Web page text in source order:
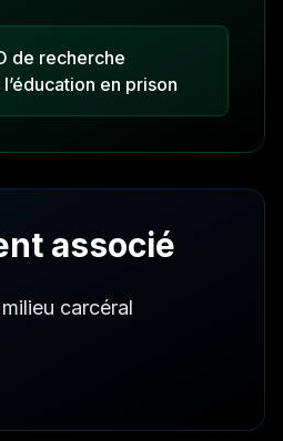
de recherche
en prison
associé
carcéral